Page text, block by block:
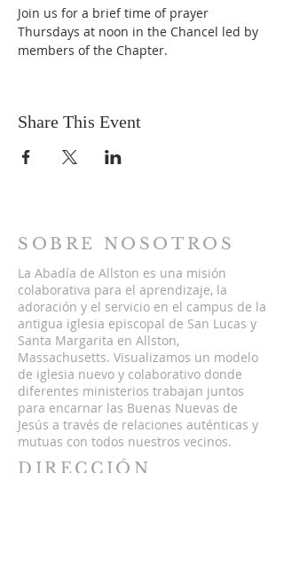
Join us for a brief time of prayer
Thursdays at noon in the Chancel led by
members of the Chapter.
Share This Event
SOBRE NOSOTROS
La Abadía de Allston es una misión
colaborativa para el aprendizaje, la
adoración y el servicio en el campus de la
antigua iglesia episcopal de San Lucas y
Santa Margarita en Allston,
Massachusetts. Visualizamos un modelo
de iglesia nuevo y colaborativo donde
diferentes ministerios trabajan juntos
para encarnar las Buenas Nuevas de
Jesús a través de relaciones auténticas y
mutuas con todos nuestros vecinos.
DIRECCIÓN